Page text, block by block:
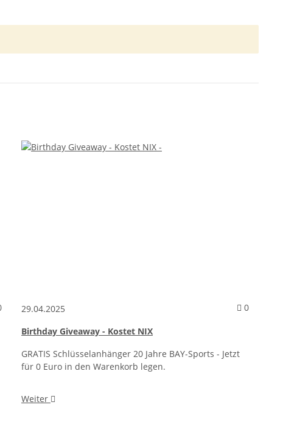
Kommentare zum Artikel Birthday Giveaway - Instagram Verlosung
29.04.2025 0
Birthday Giveaway - Kostet NIX
GRATIS Schlüsselanhänger 20 Jahre BAY-Sports - Jetzt
für 0 Euro in den Warenkorb legen.
Weiter